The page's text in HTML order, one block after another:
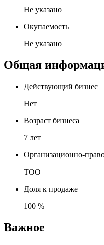
Не указано
Окупаемость
Не указано
Общая
Действующий бизнес
Нет
Возраст бизнеса
7 лет
Организационно-
ТОО
Доля к продаже
100 %
Важное